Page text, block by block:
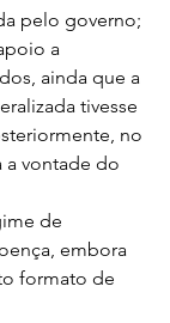
pelo governo;
ainda que a
tivesse
no
a vontade do
de
embora
formato de